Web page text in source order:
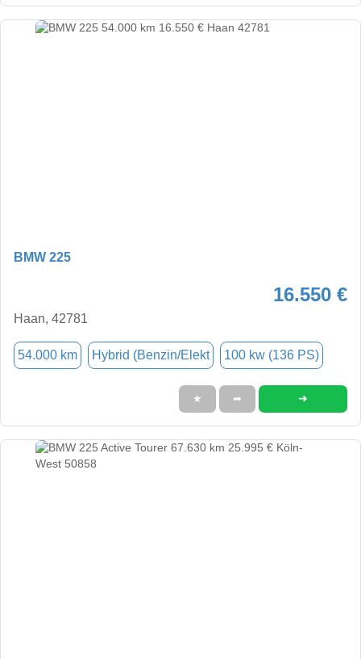
BMW 225
16.550 €
Haan, 42781
54.000 km Hybrid (Benzin/Elekt 100 kw (136 PS)
★ ➦ ➜